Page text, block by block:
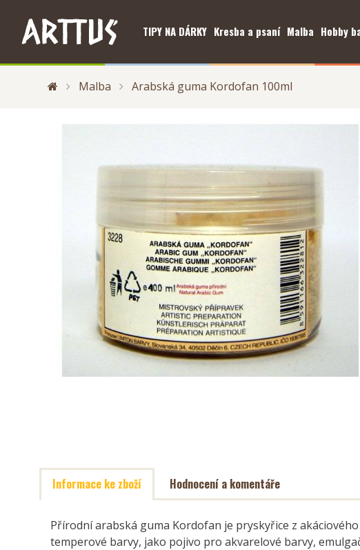
TIPY NA DÁRKY Kresba a psaní Malba Hobby
Malba Arabská guma Kordofan 100ml
Informace ke zboží Hodnocení a komentáře
Přírodní arabská guma Kordofan je pryskyřice z
temperové barvy, jako pojivo pro akvarelové barvy,